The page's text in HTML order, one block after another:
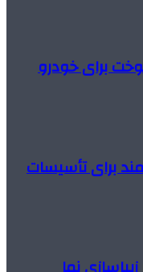
برای خودرو
برای تأسیسات